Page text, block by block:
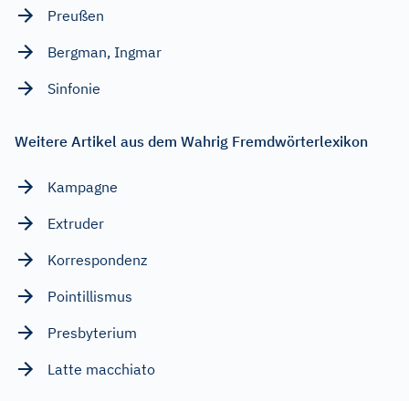
Preußen
Bergman, Ingmar
Sinfonie
Weitere Artikel aus dem Wahrig Fremdwörterlexikon
Kampagne
Extruder
Korrespondenz
Pointillismus
Presbyterium
Latte macchiato